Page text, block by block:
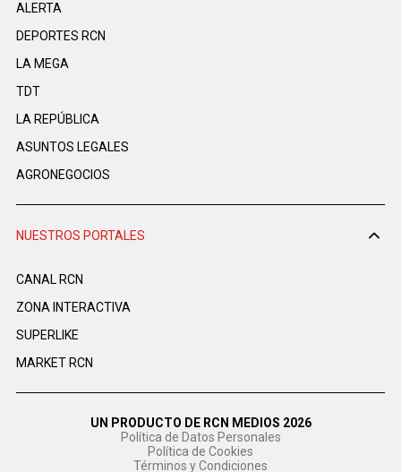
ALERTA
DEPORTES RCN
LA MEGA
TDT
LA REPÚBLICA
ASUNTOS LEGALES
AGRONEGOCIOS
NUESTROS PORTALES
CANAL RCN
ZONA INTERACTIVA
SUPERLIKE
MARKET RCN
UN PRODUCTO DE RCN MEDIOS 2026
Política de Datos Personales
Política de Cookies
Términos y Condiciones